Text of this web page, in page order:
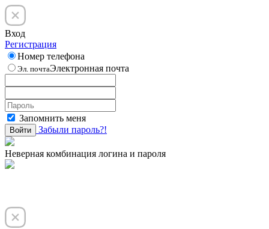
Вход
Регистрация
Номер телефона
Эл. почтаЭлектронная почта
Запомнить меня
Войти Забыли пароль?!
Неверная комбинация логина и пароля